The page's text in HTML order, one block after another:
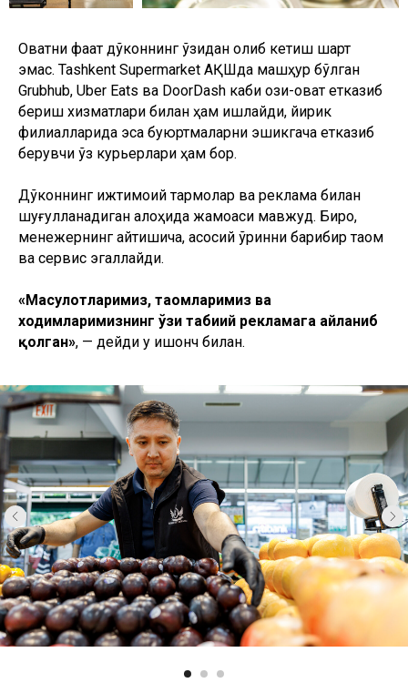
Овқатни фақат дўконнинг ўзидан олиб кетиш шарт
эмас. Tashkent Supermarket АҚШда машҳур бўлган
Grubhub, Uber Eats ва DoorDash каби озиқ-овқат етказиб
бериш хизматлари билан ҳам ишлайди, йирик
филиалларида эса буюртмаларни эшикгача етказиб
берувчи ўз курьерлари ҳам бор.
Дўконнинг ижтимоий тармоқлар ва реклама билан
шуғулланадиган алоҳида жамоаси мавжуд. Бироқ,
менежернинг айтишича, асосий ўринни барибир таом
ва сервис эгаллайди.
«Маҳсулотларимиз, таомларимиз ва
ходимларимизнинг ўзи табиий рекламага айланиб
қолган», — дейди у ишонч билан.